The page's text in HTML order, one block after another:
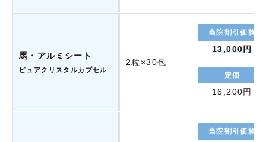
馬・アルミシート
ピュアクリスタルカプセル
2粒×30包
当院割引価格
13,000円
定価
16,200円
当院割引価格